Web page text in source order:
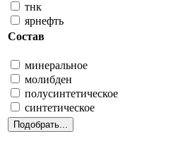
тнк
ярнефть
Состав
минеральное
молибден
полусинтетическое
синтетическое